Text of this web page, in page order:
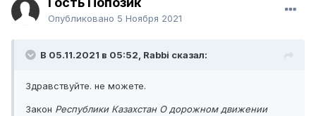
Опубликовано 5 Ноября 2021
В 05.11.2021 в 05:52, Rabbi сказал:
Здравствуйте. не можете.
Закон Республики Казахстан О дорожном движении